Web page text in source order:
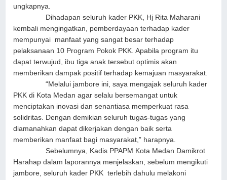
ungkapnya.
Dihadapan seluruh kader PKK, Hj Rita Maharani
kembali mengingatkan, pemberdayaan terhadap kader
mempunyai manfaat yang sangat besar terhadap
pelaksanaan 10 Program Pokok PKK. Apabila program itu
dapat terwujud, ibu tiga anak tersebut optimis akan
memberikan dampak positif terhadap kemajuan masyarakat.
“Melalui jambore ini, saya mengajak seluruh kader
PKK di Kota Medan agar selalu bersemangat untuk
menciptakan inovasi dan senantiasa memperkuat rasa
solidritas. Dengan demikian seluruh tugas-tugas yang
diamanahkan dapat dikerjakan dengan baik serta
memberikan manfaat bagi masyarakat,” harapnya.
Sebelumnya, Kadis PPAPM Kota Medan Damikrot
Harahap dalam laporannya menjelaskan, sebelum mengikuti
jambore, seluruh kader PKK terlebih dahulu melakoni